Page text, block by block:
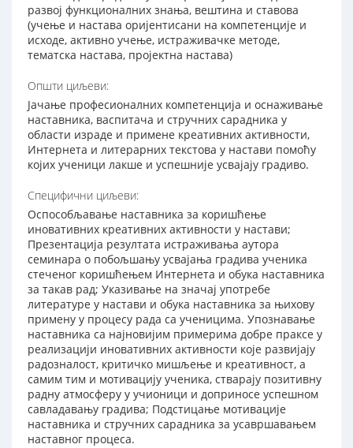
развој функционалних знања, вештина и ставова
(учење и настава оријентисани на компетенције и
исходе, активно учење, истраживачке методе,
тематска настава, пројектна настава)
Општи циљеви:
Јачање професионалних компетенција и оснаживање
наставника, васпитача и стручних сарадника у
области израде и примене креативних активности,
Интернета и литерарних текстова у настави помоћу
којих ученици лакше и успешније усвајају градиво.
Специфични циљеви:
Оспособљавање наставника за коришћење
иновативних креативних активности у настави;
Презентација резултата истраживања аутора
семинара о побољшању усвајања градива ученика
стеченог коришћењем Интернета и обука наставника
за такав рад; Указивање на значај употребе
литературе у настави и обука наставника за њихову
примену у процесу рада са ученицима. Упознавање
наставника са најновијим примерима добре праксе у
реализацији иновативних активности које развијају
радозналост, критичко мишљење и креативност, а
самим тим и мотивацију ученика, стварају позитивну
радну атмосферу у учионици и доприносе успешном
савладавању градива; Подстицање мотивације
наставника и стручних сарадника за усавршавањем
наставног процеса.